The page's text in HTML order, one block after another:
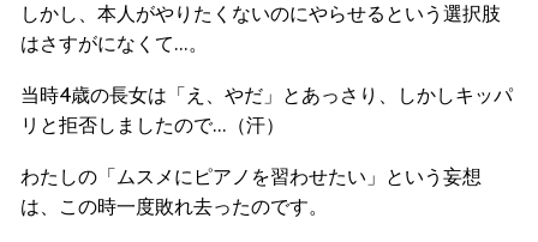
しかし、本人がやりたくないのにやらせるという選択肢
はさすがになくて…。
当時4歳の長女は「え、やだ」とあっさり、しかしキッパ
リと拒否しましたので…（汗）
わたしの「ムスメにピアノを習わせたい」という妄想
は、この時一度敗れ去ったのです。